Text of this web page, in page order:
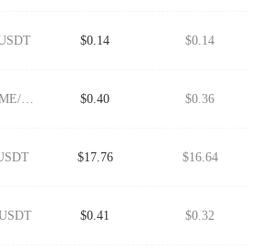
$0.14 $0.14
BIGTIME/USDT $0.40 $0.36
$17.76 $16.64
$0.41 $0.32